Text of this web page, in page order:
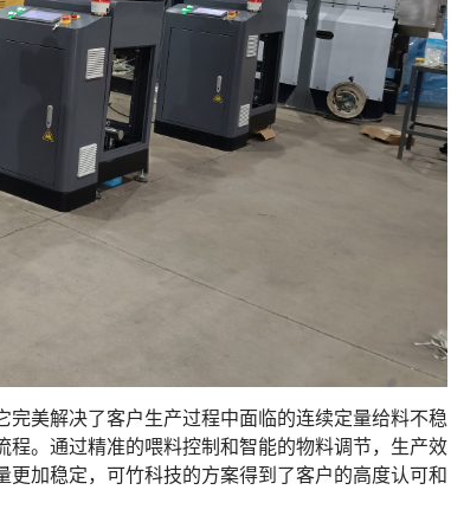
美解决了客户生产过程中面临的连续定量给料不稳
。通过精准的喂料控制和智能的物料调节，生产效
加稳定，可竹科技的方案得到了客户的高度认可和